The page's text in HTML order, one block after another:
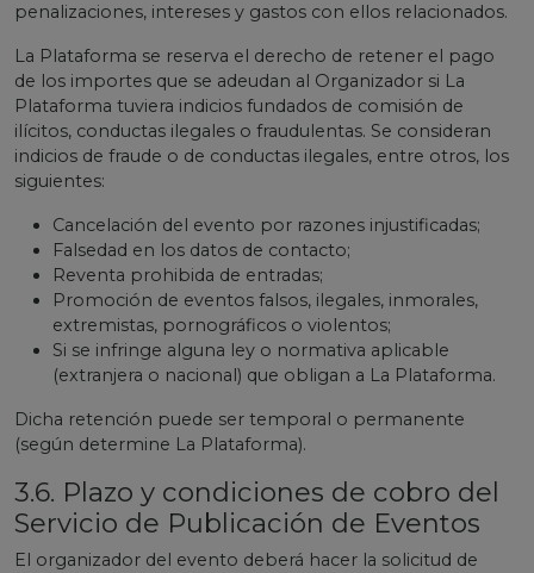
penalizaciones, intereses y gastos con ellos relacionados.
La Plataforma se reserva el derecho de retener el pago
de los importes que se adeudan al Organizador si La
Plataforma tuviera indicios fundados de comisión de
ilícitos, conductas ilegales o fraudulentas. Se consideran
indicios de fraude o de conductas ilegales, entre otros, los
siguientes:
Cancelación del evento por razones injustificadas;
Falsedad en los datos de contacto;
Reventa prohibida de entradas;
Promoción de eventos falsos, ilegales, inmorales,
extremistas, pornográficos o violentos;
Si se infringe alguna ley o normativa aplicable
(extranjera o nacional) que obligan a La Plataforma.
Dicha retención puede ser temporal o permanente
(según determine La Plataforma).
3.6. Plazo y condiciones de cobro del
Servicio de Publicación de Eventos
El organizador del evento deberá hacer la solicitud de